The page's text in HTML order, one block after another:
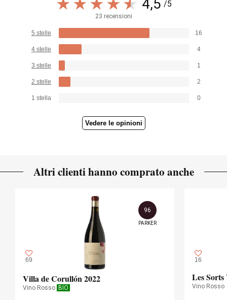
4,5 /5
23 recensioni
5 stelle 16
4 stelle 4
3 stelle 1
2 stelle 2
1 stella 0
Vedere le opinioni
Altri clienti hanno comprato anche
69
96
PARKER
Villa de Corullón 2022
Vino Rosso BIO
16
Les Sorts
Vino Rosso